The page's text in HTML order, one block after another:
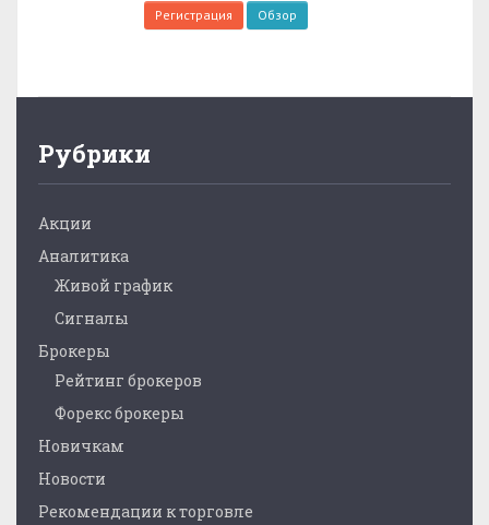
Регистрация Обзор
Рубрики
Акции
Аналитика
Живой график
Сигналы
Брокеры
Рейтинг брокеров
Форекс брокеры
Новичкам
Новости
Рекомендации к торговле